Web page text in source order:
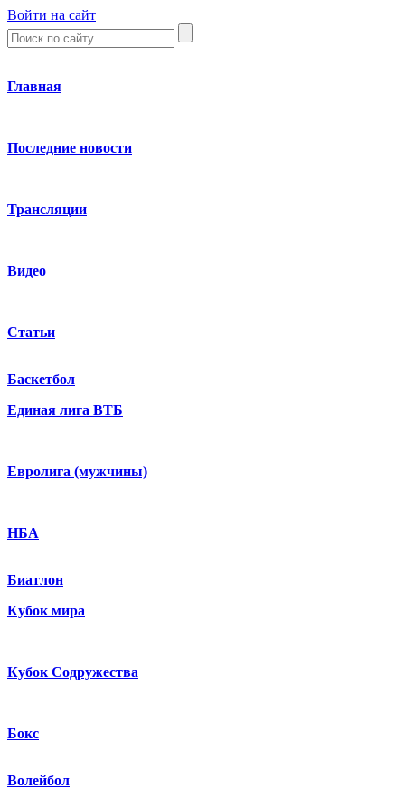
Войти на сайт
Главная
Последние новости
Трансляции
Видео
Статьи
Баскетбол
Единая лига ВТБ
Евролига (мужчины)
НБА
Биатлон
Кубок мира
Кубок Содружества
Бокс
Волейбол